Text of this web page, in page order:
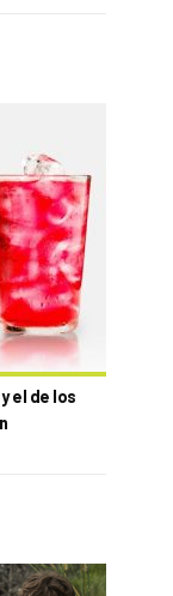
el de los